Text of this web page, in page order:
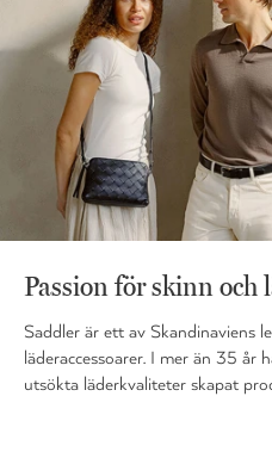
Passion för skinn och
Saddler är ett av Skandinaviens
läderaccessoarer. I mer än 35 år
utsökta läderkvaliteter skapat